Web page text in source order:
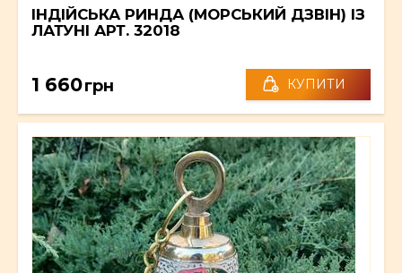
ІНДІЙСЬКА РИНДА (МОРСЬКИЙ ДЗВІН) ІЗ
ЛАТУНІ АРТ. 32018
1 660грн КУПИТИ